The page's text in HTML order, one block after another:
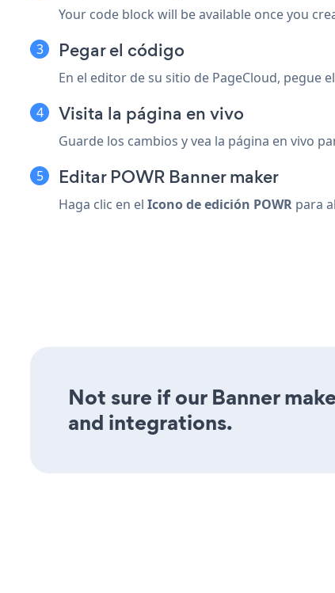
Your code block will be available once you
Pegar el código
En el editor de su sitio de PageCloud, pegue
Visita la página en vivo
Guarde los cambios y vea la página en vivo
Editar POWR Banner maker
Haga clic en el Icono de edición POWR para
Not sure if our Banner
and integrations.